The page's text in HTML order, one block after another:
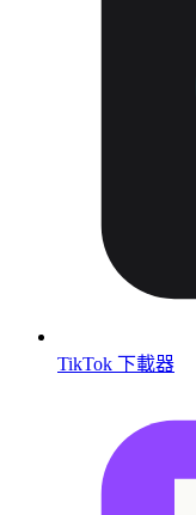
TikTok 下載器